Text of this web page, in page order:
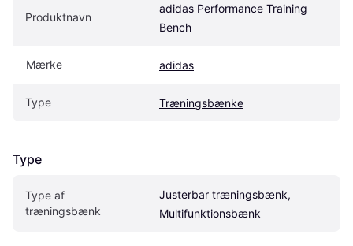
Produktnavn
adidas Performance Training
Bench
Mærke adidas
Type Træningsbænke
Type
Type af
træningsbænk
Justerbar træningsbænk,
Multifunktionsbænk